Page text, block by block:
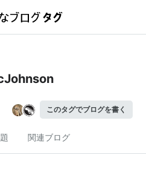
このタグでブログを書く
関連ブログ